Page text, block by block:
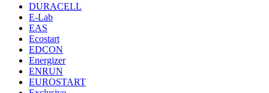
DURACELL
E-Lab
EAS
Ecostart
EDCON
Energizer
ENRUN
EUROSTART